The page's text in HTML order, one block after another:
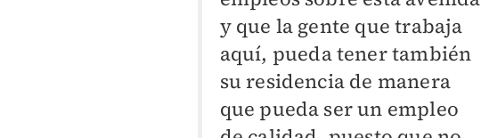
y que la gente que trabaja
aquí, pueda tener también
su residencia de manera
que pueda ser un empleo